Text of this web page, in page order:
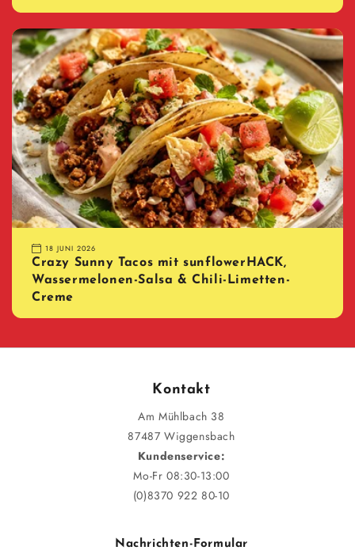
18 JUNI 2026
Crazy Sunny Tacos mit sunflowerHACK,
Wassermelonen-Salsa & Chili-Limetten-
Creme
Kontakt
Am Mühlbach 38
87487 Wiggensbach
Kundenservice:
Mo-Fr 08:30-13:00
(0)8370 922 80-10
Nachrichten-Formular